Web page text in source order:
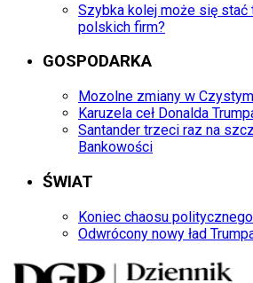
Szybka kolej może się stać
polskich firm?
GOSPODARKA
Mozolne zmiany w
Karuzela ceł Donalda
Santander trzeci raz na
Bankowości
ŚWIAT
Koniec chaosu politycznego
Odwrócony nowy ład